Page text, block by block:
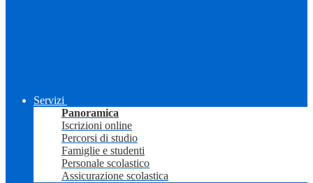
Servizi
Panoramica
Iscrizioni online
Percorsi di studio
Famiglie e studenti
Personale scolastico
Assicurazione scolastica